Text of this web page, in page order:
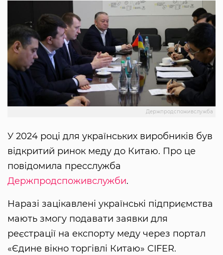
Держпродспоживслужба
У 2024 році для українських виробників був
відкритий ринок меду до Китаю. Про це
повідомила пресслужба
Держпродспоживслужби.
Наразі зацікавлені українські підприємства
мають змогу подавати заявки для
реєстрації на експорту меду через портал
«Єдине вікно торгівлі Китаю» CIFER.